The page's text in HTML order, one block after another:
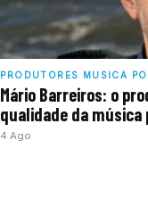
PRODUTORES MUSICA
Mário Barreiros: o
qualidade da música
4 Ago